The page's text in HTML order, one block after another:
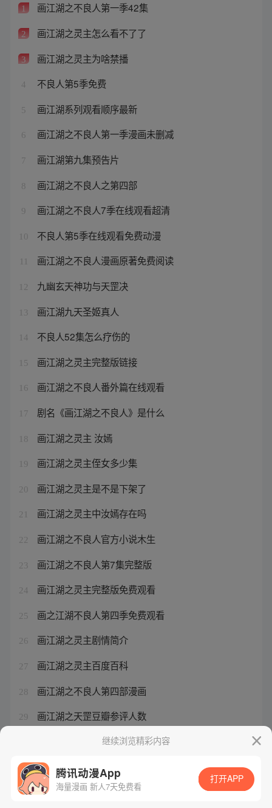
1 画江湖之不良人第一季42集
2 画江湖之灵主怎么看不了了
3 画江湖之灵主为啥禁播
4 不良人第5季免费
5 画江湖系列观看顺序最新
6 画江湖之不良人第一季漫画未删减
7 画江湖第九集预告片
8 画江湖之不良人之第四部
9 画江湖之不良人7季在线观看超清
10 不良人第5季在线观看免费动漫
画江湖之不良人漫画原著免费阅读
12 九幽玄天神功与天罡决
13 画江湖九天圣姬真人
14 不良人52集怎么疗伤的
15 画江湖之灵主完整版链接
16 画江湖之不良人番外篇在线观看
17 剧名《画江湖之不良人》是什么
18 画江湖之灵主 汝嫣
19 画江湖之灵主侄女多少集
20 画江湖之灵主是不是下架了
21 画江湖之灵主中汝嫣存在吗
22 画江湖之不良人官方小说木生
23 画江湖之不良人第7集完整版
24 画江湖之灵主完整版免费观看
25 画之江湖不良人第四季免费观看
26 画江湖之灵主剧情简介
27 画江湖之灵主百度百科
28 画江湖之不良人第四部漫画
29 画江湖之天罡豆瓣参评人数
画江湖之不良人漫画免费阅读
继续浏览精彩内容
腾讯动漫App
海量漫画 新人7天免费看
打开APP